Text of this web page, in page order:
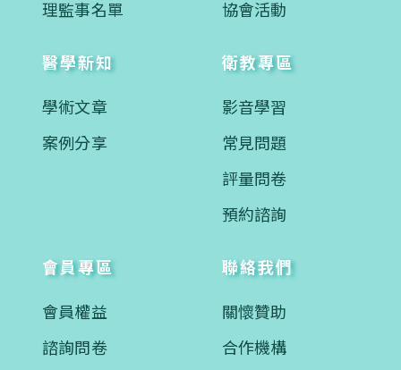
理監事名單
協會活動
醫學新知
學術文章
案例分享
衛教專區
影音學習
常見問題
評量問卷
預約諮詢
會員專區
會員權益
諮詢問卷
聯絡我們
關懷贊助
合作機構